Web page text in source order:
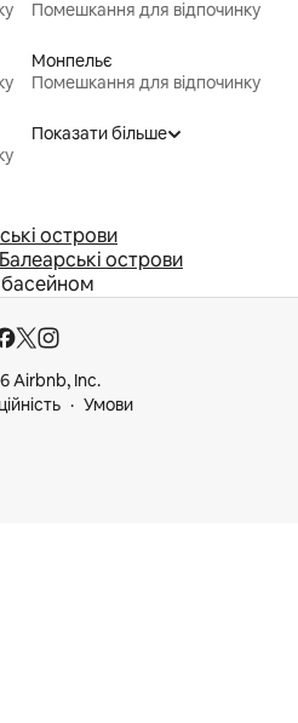
Помешкання для відпочинку
Монпельє
Помешкання для відпочинку
Показати більше
острови
острови
Airbnb, Inc.
Умови